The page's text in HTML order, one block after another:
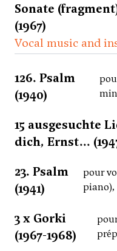
Sonate
(1967)
Vocal music and
126. Psalm
(1940)
min
15 ausgesuchte
dich, Ernst...
23. Psalm
(1941)
pour
3 x Gorki
(1967-1968)